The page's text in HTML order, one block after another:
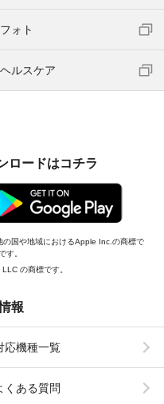
ォト
ルスケア
ロードはコチラ
国や地域におけるApple Inc.の商標で
す。
の商標です。
報
応機種一覧
くある質問